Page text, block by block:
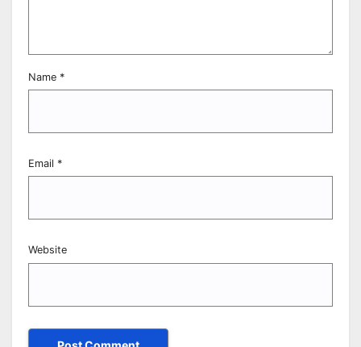
Name *
Email *
Website